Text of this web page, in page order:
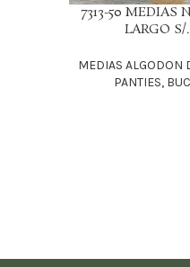
LEER MÁS
7313-50 MEDIAS
LARGO S/
MEDIAS ALGODON
PANTIES,